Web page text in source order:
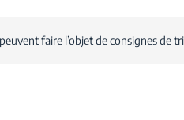
faire l’objet de consignes de